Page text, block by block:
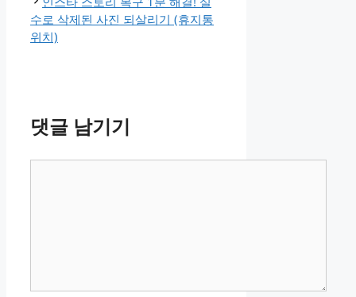
수로 삭제된 사진 되살리기 (휴지통
위치)
댓글 남기기